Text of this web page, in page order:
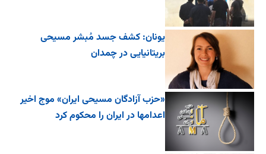
یونان: کشف جسد مُبشر مسیحی
بریتانیایی در چمدان
«حزب آزادگان مسیحی ایران» موج اخیر
اعدامها در ایران را محکوم کرد